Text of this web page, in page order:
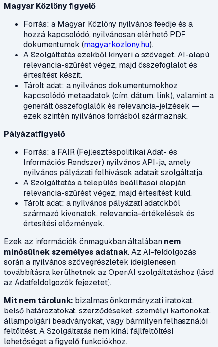
Magyar Közlöny figyelő
Forrás: a Magyar Közlöny nyilvános feedje és a
hozzá kapcsolódó, nyilvánosan elérhető PDF
dokumentumok (magyarkozlony.hu).
A Szolgáltatás ezekből kinyeri a szöveget, AI-alapú
relevancia-szűrést végez, majd összefoglalót és
értesítést készít.
Tárolt adat: a nyilvános dokumentumokhoz
kapcsolódó metaadatok (cím, dátum, link), valamint a
generált összefoglalók és relevancia-jelzések —
ezek szintén nyilvános forrásból származnak.
Pályázatfigyelő
Forrás: a FAIR (Fejlesztéspolitikai Adat- és
Információs Rendszer) nyilvános API-ja, amely
nyilvános pályázati felhívások adatait szolgáltatja.
A Szolgáltatás a település beállításai alapján
relevancia-szűrést végez, majd értesítést küld.
Tárolt adat: a nyilvános pályázati adatokból
származó kivonatok, relevancia-értékelések és
értesítési előzmények.
Ezek az információk önmagukban általában nem
minősülnek személyes adatnak. Az AI-feldolgozás
során a nyilvános szövegrészletek ideiglenesen
továbbításra kerülhetnek az OpenAI szolgáltatáshoz (lásd
az Adatfeldolgozók fejezetet).
Mit nem tárolunk: bizalmas önkormányzati iratokat,
belső határozatokat, szerződéseket, személyi kartonokat,
állampolgári beadványokat, vagy bármilyen felhasználói
feltöltést. A Szolgáltatás nem kínál fájlfeltöltési
lehetőséget a figyelő funkciókhoz.